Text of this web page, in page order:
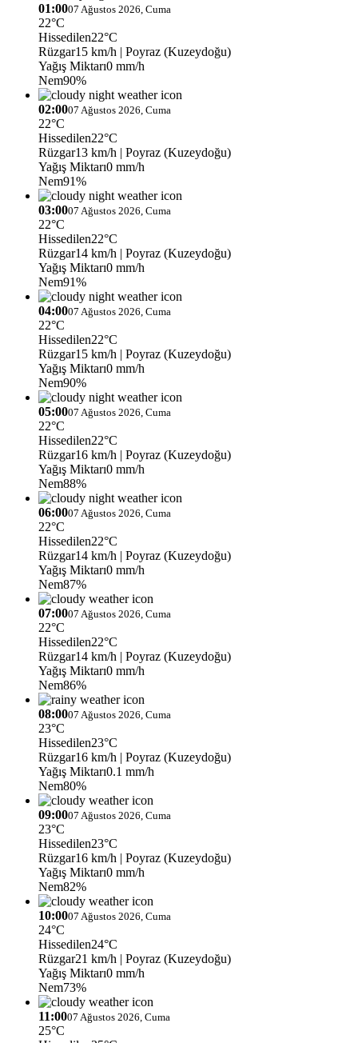
01:0007 Ağustos 2026, Cuma
22°C
Hissedilen22°C
Rüzgar15 km/h | Poyraz (Kuzeydoğu)
Yağış Miktarı0 mm/h
Nem90%
02:0007 Ağustos 2026, Cuma
22°C
Hissedilen22°C
Rüzgar13 km/h | Poyraz (Kuzeydoğu)
Yağış Miktarı0 mm/h
Nem91%
03:0007 Ağustos 2026, Cuma
22°C
Hissedilen22°C
Rüzgar14 km/h | Poyraz (Kuzeydoğu)
Yağış Miktarı0 mm/h
Nem91%
04:0007 Ağustos 2026, Cuma
22°C
Hissedilen22°C
Rüzgar15 km/h | Poyraz (Kuzeydoğu)
Yağış Miktarı0 mm/h
Nem90%
05:0007 Ağustos 2026, Cuma
22°C
Hissedilen22°C
Rüzgar16 km/h | Poyraz (Kuzeydoğu)
Yağış Miktarı0 mm/h
Nem88%
06:0007 Ağustos 2026, Cuma
22°C
Hissedilen22°C
Rüzgar14 km/h | Poyraz (Kuzeydoğu)
Yağış Miktarı0 mm/h
Nem87%
07:0007 Ağustos 2026, Cuma
22°C
Hissedilen22°C
Rüzgar14 km/h | Poyraz (Kuzeydoğu)
Yağış Miktarı0 mm/h
Nem86%
08:0007 Ağustos 2026, Cuma
23°C
Hissedilen23°C
Rüzgar16 km/h | Poyraz (Kuzeydoğu)
Yağış Miktarı0.1 mm/h
Nem80%
09:0007 Ağustos 2026, Cuma
23°C
Hissedilen23°C
Rüzgar16 km/h | Poyraz (Kuzeydoğu)
Yağış Miktarı0 mm/h
Nem82%
10:0007 Ağustos 2026, Cuma
24°C
Hissedilen24°C
Rüzgar21 km/h | Poyraz (Kuzeydoğu)
Yağış Miktarı0 mm/h
Nem73%
11:0007 Ağustos 2026, Cuma
25°C